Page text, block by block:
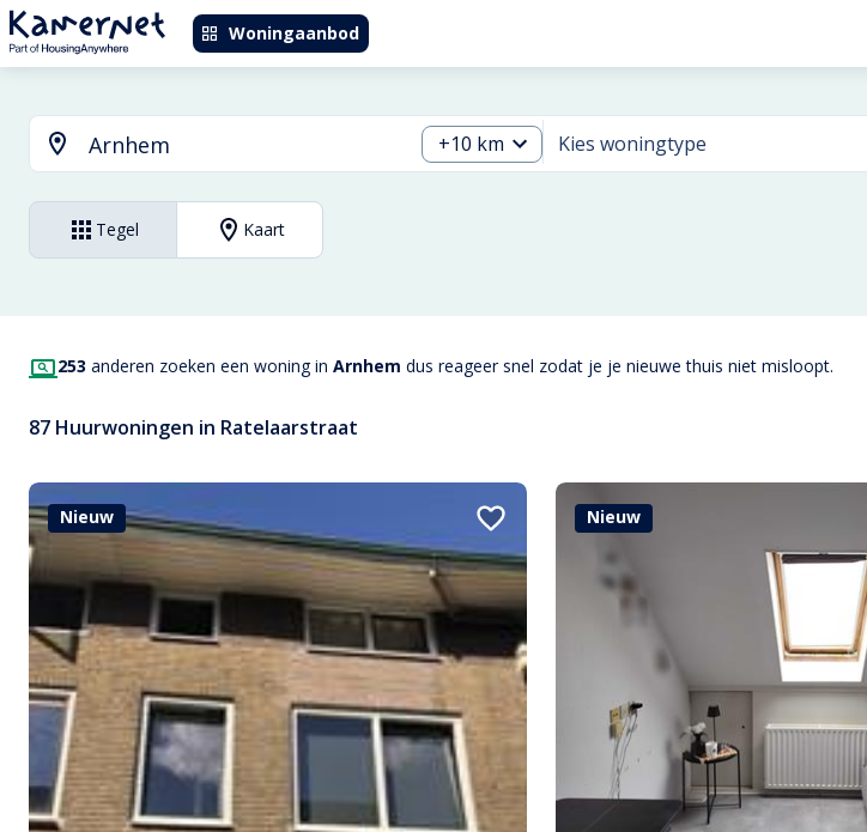
Woningaanbod
+10 km Kies woningtype
Tegel Kaart
253 anderen zoeken een woning in Arnhem dus reageer snel zodat je je nieuwe thuis niet misloopt.
87 Huurwoningen in Ratelaarstraat
Nieuw Nieuw